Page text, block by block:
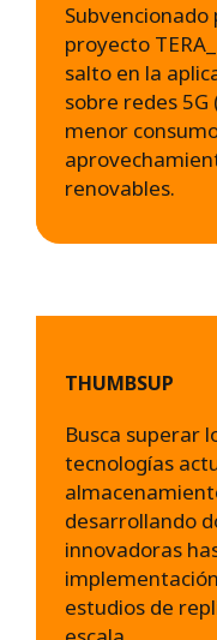
Subvencionado
proyecto
salto en la
sobre redes
menor
renovables.
THUMBSUP
Busca superar
tecnologías
desarrollando
innovadoras
estudios de